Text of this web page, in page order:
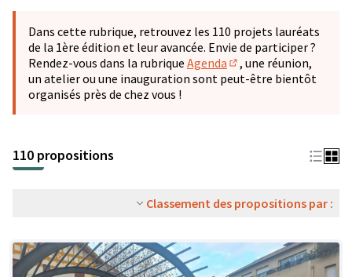
−
Dans cette rubrique, retrouvez les 110 projets lauréats
de la 1ère édition et leur avancée. Envie de participer ?
Rendez-vous dans la rubrique Agenda
(S'ouvre dans un
, une réunion,
un atelier ou une inauguration sont peut-être bientôt
organisés près de chez vous !
110 propositions
Classement des propositions par :